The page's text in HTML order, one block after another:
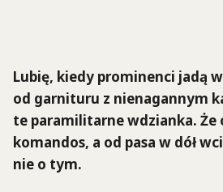
Lubię, kiedy prominenci jadą
od garnituru z nienagannym
te paramilitarne wdzianka. Że
komandos, a od pasa w dół
nie o tym.